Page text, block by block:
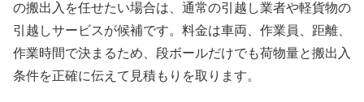
の搬出入を任せたい場合は、通常の引越し業者や軽貨物の
引越しサービスが候補です。料金は車両、作業員、距離、
作業時間で決まるため、段ボールだけでも荷物量と搬出入
条件を正確に伝えて見積もりを取ります。